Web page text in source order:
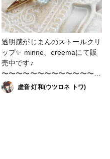
鏡∞ #りそうきょう #虚音ハン
ドメイド #minneで販売中 #ハ
ンドメイド #ハンドメイドアク
セサリー #手作りアクセサリー
#オシャレさんと繋がりたい #
お洒落さんと繋がりたい #今日
のコーデ #きょコ #ファッショ
ン #ファッション好きな人と繋
がりたい #推し活 #推し活コー
透明感がじまんのストールクリ
ップ✨ minne、creemaにて販
売中です♪
〜〜〜〜〜〜〜〜〜〜〜〜〜〜
〜〜〜〜〜〜〜〜〜〜〜〜〜
今後の出展予定 12月〜 委託
虚音 灯和(ウツロネ トワ)